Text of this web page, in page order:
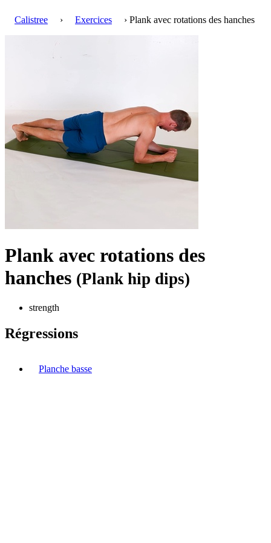
Calistree › Exercices › Plank avec rotations des hanches
Plank avec rotations des
hanches (Plank hip dips)
strength
Régressions
Planche basse